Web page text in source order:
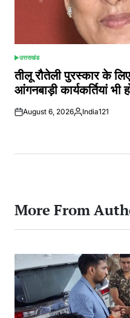
POSTED
IN
उत्तराखंड
तीलू रौतेली पुरस्कार के
आंगनबाड़ी कार्यकर्तियां भी
August 6, 2026Posted
India121
More From